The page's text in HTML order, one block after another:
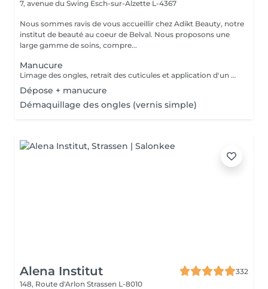
7, avenue du Swing Esch-sur-Alzette L-4367
Nous sommes ravis de vous accueillir chez Adikt Beauty, notre
institut de beauté au coeur de Belval. Nous proposons une
large gamme de soins, compre...
Manucure
Limage des ongles, retrait des cuticules et application d'un vernis protecteur si besoin.
Dépose + manucure
Démaquillage des ongles (vernis simple)
Alena Institut
332
148, Route d'Arlon Strassen L-8010